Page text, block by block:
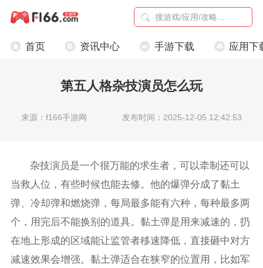
首页 资讯中心 手游下载 应用下
第五人格杂技演员怎么玩
来源：f166手游网 发布时间：2025-12-05 12:42:53
杂技演员是一个很万能的求生者，可以牵制还可以
当救人位，有些时候也能去修。他的爆弹分成了黏土
弹、冷却弹和燃烧弹，每局最多能有六种，每种最多两
个，用完后不能换别的道具。黏土弹是用来减速的，扔
在地上形成的区域能让监管者移速降低，直接砸中对方
减速效果会增强。黏土弹适合在狭窄的位置用，比如军